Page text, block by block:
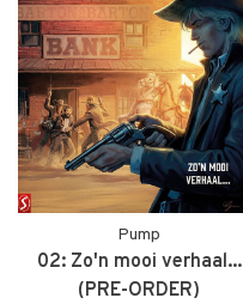
Pump
02: Zo'n mooi verhaal...
(PRE-ORDER)